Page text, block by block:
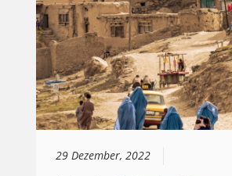
29 Dezember, 2022